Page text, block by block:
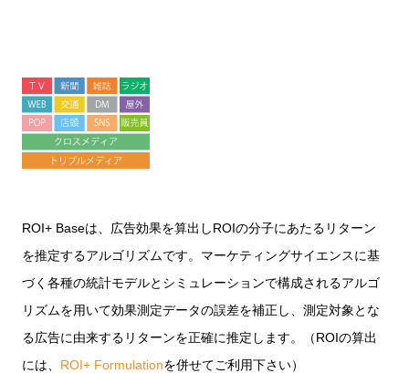
ROI+ Baseは、広告効果を算出しROIの分子にあたるリターン
を推定するアルゴリズムです。マーケティングサイエンスに基
づく各種の統計モデルとシミュレーションで構成されるアルゴ
リズムを用いて効果測定データの誤差を補正し、測定対象とな
る広告に由来するリターンを正確に推定します。（ROIの算出
には、 ROI+ Formulationを併せてご利用下さい）